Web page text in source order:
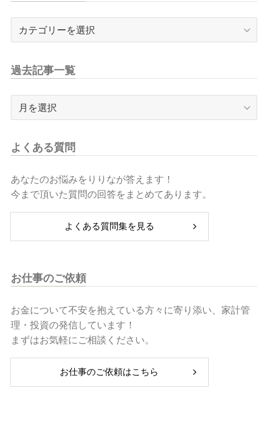
リ
一
覧
過去記事一覧
事
覧
よくある質問
あなたのお悩みをりりなが答えます！
今まで頂いた質問の回答をまとめてあります。
よくある質問集を見る
お仕事のご依頼
お金について不安を抱えている方々に寄り添い、家計管
理・投資の発信しています！
まずはお気軽にご相談ください。
お仕事のご依頼はこちら